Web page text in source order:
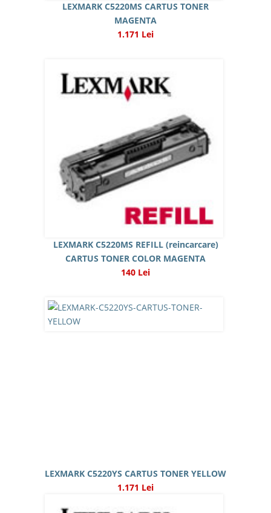
LEXMARK C5220MS CARTUS TONER
MAGENTA
1.171 Lei
LEXMARK C5220MS REFILL (reincarcare)
CARTUS TONER COLOR MAGENTA
140 Lei
LEXMARK C5220YS CARTUS TONER YELLOW
1.171 Lei